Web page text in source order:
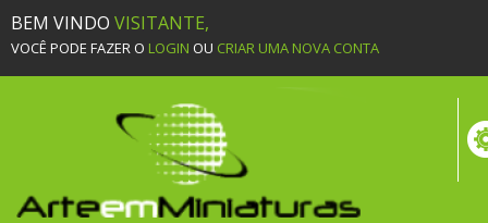
BEM VINDO VISITANTE,
VOCÊ PODE FAZER O LOGIN OU CRIAR UMA NOVA CONTA